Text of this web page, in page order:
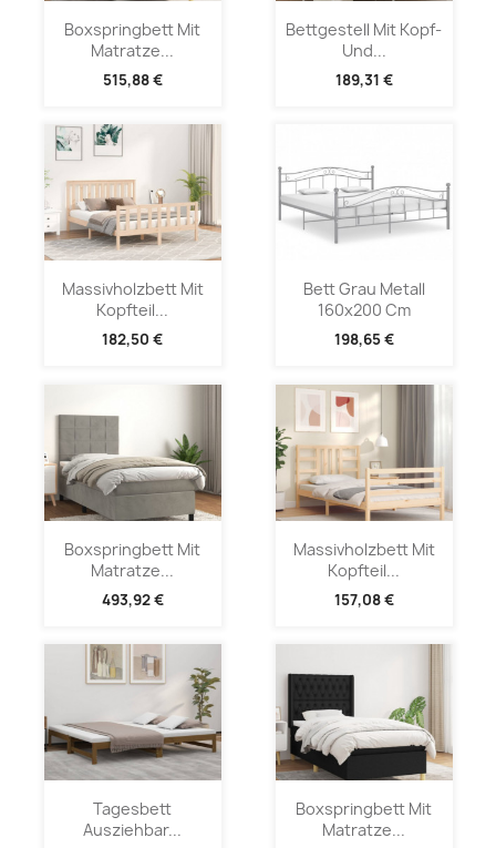
Boxspringbett Mit
Matratze...
515,88 €
Bettgestell Mit Kopf-
Und...
189,31 €
Massivholzbett Mit
Kopfteil...
182,50 €
Bett Grau Metall
160x200 Cm
198,65 €
Boxspringbett Mit
Matratze...
493,92 €
Massivholzbett Mit
Kopfteil...
157,08 €
Tagesbett
Ausziehbar...
Boxspringbett Mit
Matratze...